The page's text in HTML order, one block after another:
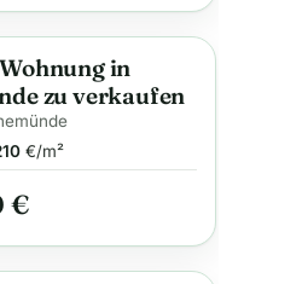
in
zu verkaufen
€/m²
€